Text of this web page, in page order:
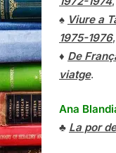
♠ Viure a
1975-1976
♦ De
viatge.
Ana
♣ La por